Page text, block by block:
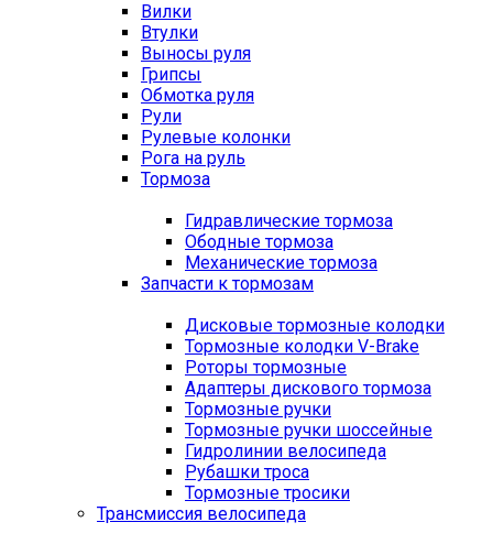
Вилки
Втулки
Выносы руля
Грипсы
Обмотка руля
Рули
Рулевые колонки
Рога на руль
Тормоза
Гидравлические тормоза
Ободные тормоза
Механические тормоза
Запчасти к тормозам
Дисковые тормозные колодки
Тормозные колодки V-Brake
Роторы тормозные
Адаптеры дискового тормоза
Тормозные ручки
Тормозные ручки шоссейные
Гидролинии велосипеда
Рубашки троса
Тормозные тросики
Трансмиссия велосипеда